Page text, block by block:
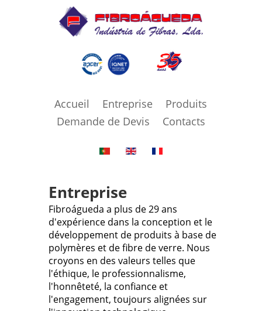
Accueil Entreprise
Produits
Demande de Devis
Contacts
Entreprise
Fibroágueda a plus de 29 ans
d'expérience dans la conception et le
développement de produits à base de
polymères et de fibre de verre. Nous
croyons en des valeurs telles que
l'éthique, le professionnalisme,
l'honnêteté, la confiance et
l'engagement, toujours alignées sur